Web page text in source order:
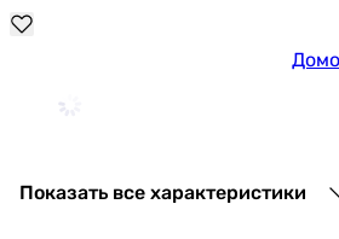
203
Показать все характеристики